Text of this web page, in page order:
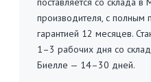
производителя, с полным
гарантией 12 месяцев.
1–3 рабочих дня со
Биелле — 14–30 дней.